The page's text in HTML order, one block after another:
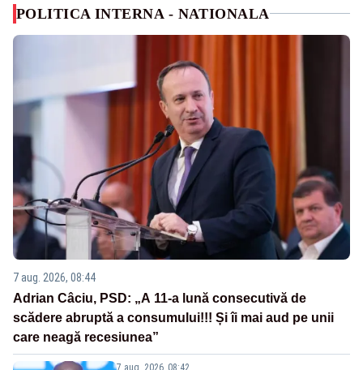
POLITICA INTERNA - NATIONALA
7 aug. 2026, 08:44
Adrian Câciu, PSD: „A 11-a lună consecutivă de
scădere abruptă a consumului!!! Și îi mai aud pe unii
care neagă recesiunea”
7 aug. 2026, 08:42